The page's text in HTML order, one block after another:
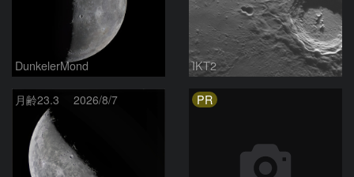
DunkelerMond IKT2
月齢23.3 2026/8/7 PR